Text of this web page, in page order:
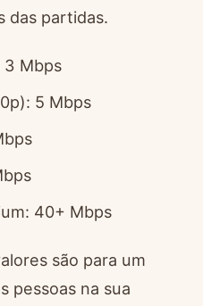
das partidas.
3 Mbps
5 Mbps
40+ Mbps
são para um
pessoas na sua